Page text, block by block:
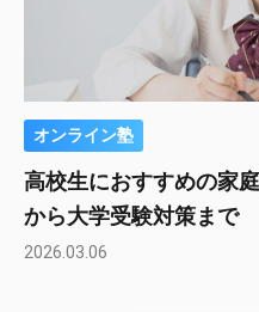
オンライン塾
高校生におすすめの家
から大学受験対策まで
2026.03.06